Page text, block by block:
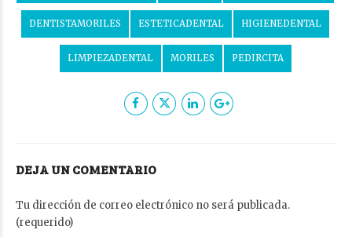
DENTISTAMORILES ESTETICADENTAL HIGIENEDENTAL
LIMPIEZADENTAL MORILES PEDIRCITA
DEJA UN COMENTARIO
Tu dirección de correo electrónico no será publicada.
(requerido)